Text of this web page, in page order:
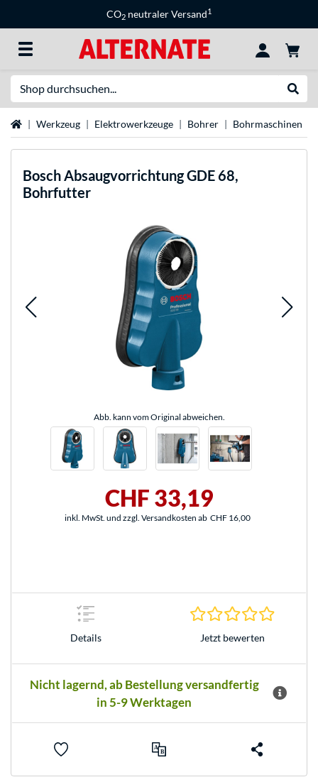
CO2 neutraler Versand1
StartseiteWerkzeug Elektrowerkzeuge Bohrer Bohrmaschinen
BoschAbsaugvorrichtung GDE 68,
Bohrfutter
Abb. kann vom Original abweichen.
CHF 33,19
inkl. MwSt. und zzgl. Versandkosten ab CHF 16,00
Details Jetzt bewerten
Nicht lagernd, ab Bestellung versandfertig
in 5-9 Werktagen